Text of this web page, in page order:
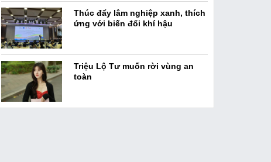
Thúc đẩy lâm nghiệp xanh, thích
ứng với biến đổi khí hậu
Triệu Lộ Tư muốn rời vùng an
toàn